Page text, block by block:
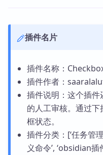
插件名片
插件名称：
插件作者：
插件说明：这个插
的人工审核。通过
框状态。
插件分类：[‘任务管理
义命令’, ‘obsidian插